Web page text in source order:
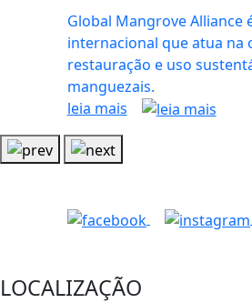
Global Mangrove Alliance
internacional que atua na
restauração e uso
manguezais.
leia mais
LOCALIZAÇÃO